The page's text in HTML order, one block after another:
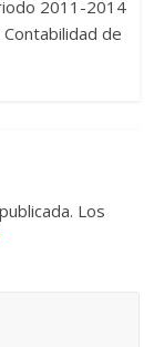
2011-2014
de
Los